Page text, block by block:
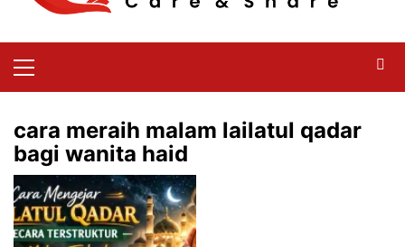
cara meraih malam lailatul qadar
bagi wanita haid